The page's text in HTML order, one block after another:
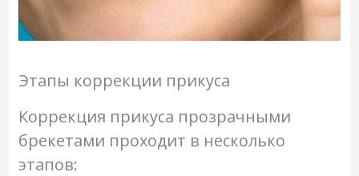
Этапы коррекции прикуса
Коррекция прикуса прозрачными
брекетами проходит в несколько
этапов: